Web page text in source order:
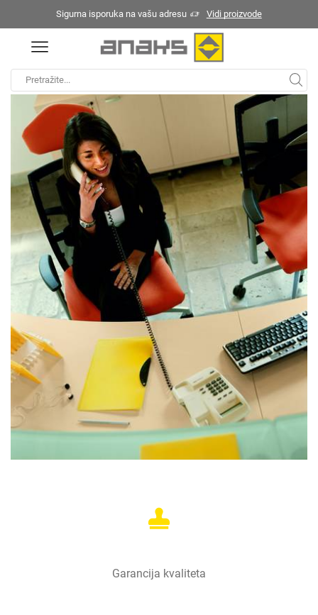
Sigurna isporuka na vašu adresu Vidi proizvode
input
Početna / Recepcije
Garancija kvaliteta